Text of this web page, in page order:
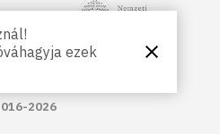
NKA
2026
ezek
Bezárás